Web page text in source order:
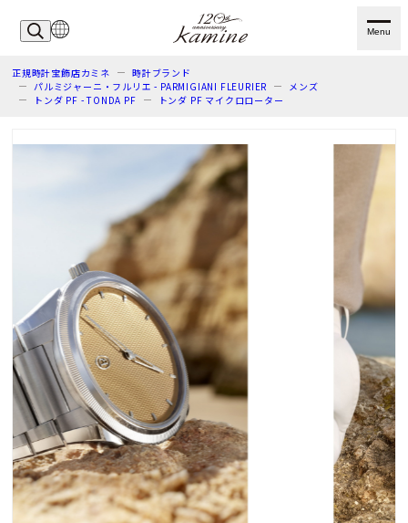
Menu
正規時計宝飾店カミネ
時計ブランド
パルミジャーニ・フルリエ - PARMIGIANI FLEURIER
メンズ
トンダ PF - TONDA PF
トンダ PF マイクロローター